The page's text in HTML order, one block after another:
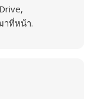
าที่หน้า.